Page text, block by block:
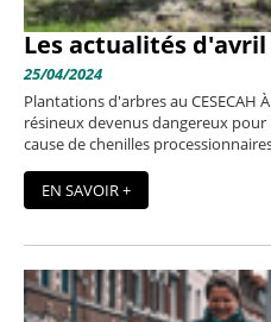
Les actualités
25/04/2024
Plantations d'arbres au CESECAH
résineux devenus dangereux
cause de chenilles
EN SAVOIR +